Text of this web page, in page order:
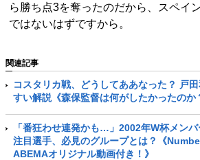
ら勝ち点3を奪ったのだから、スペイ
ではないはずですから。
関連記事
コスタリカ戦、どうしてああなった？ 戸
すい解説《森保監督は何がしたかったのか
「番狂わせ連発かも…」2002年W杯メン
注目選手、必見のグループとは？《
ABEMAオリジナル動画付き！》